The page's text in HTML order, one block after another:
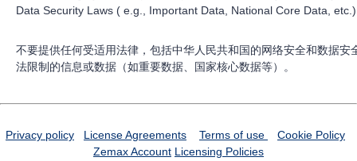
Data Security Laws ( e.g., Important Data, National Core Data,
不要提供任何受适用法律，包括中华人民共和国的网络安全和数据安
法限制的信息或数据（如重要数据、国家核心数据等）。
Privacy policy License Agreements Terms of use
Cookie Policy
Zemax Account Licensing Policies